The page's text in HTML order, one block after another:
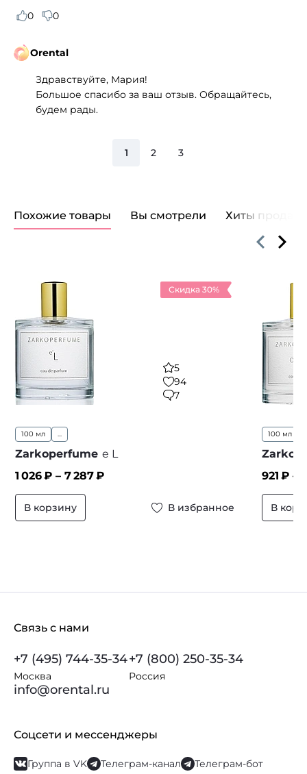
0
0
Orental
Здравствуйте, Мария!
Большое спасибо за ваш отзыв. Обращайтесь,
будем рады.
1 2 3
Похожие товары Вы смотрели Хиты продаж
Скидка 30%
5
94
7
100 мл
Zarkoperfume e L
1 026₽ – 7 287₽
В корзину В избранное
100 мл
921 ₽ –
В
Связь с нами
+7 (495) 744-35-34
Москва
+7 (800) 250-35-34
Россия
info@orental.ru
Соцсети и мессенджеры
Группа в VK Телеграм-канал Телеграм-бот